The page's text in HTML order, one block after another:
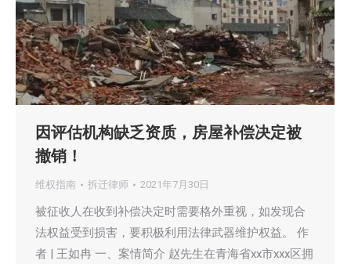
因评估机构缺乏资质，房屋补偿决定被
撤销！
维权指南 拆迁律师 2021年7月30日
被征收人在收到补偿决定时需要格外重视，如发现合
法权益受到损害，要积极利用法律武器维护权益。 作
者 | 王如冉 一、案情简介 赵先生在青海省xx市xxx区拥